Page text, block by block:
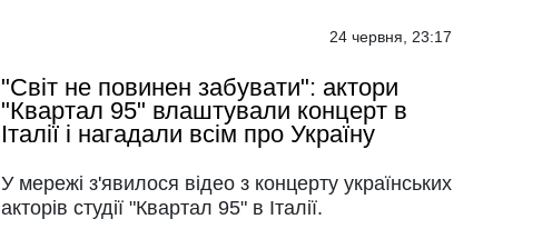
24 червня, 23:17
"Світ не повинен забувати": актори
"Квартал 95" влаштували концерт в
Італії і нагадали всім про Україну
У мережі з'явилося відео з концерту українських
акторів студії "Квартал 95" в Італії.